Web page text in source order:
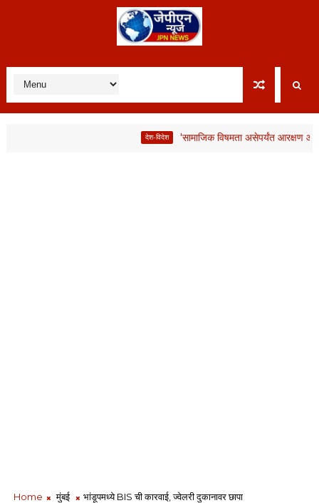
'सामाजिक विषमता असेपर्यंत आरक्षण आवश्यक';
Home मुंबई भांडूपमध्ये BIS ची कारवाई, ज्वेलरी दुकानावर छापा